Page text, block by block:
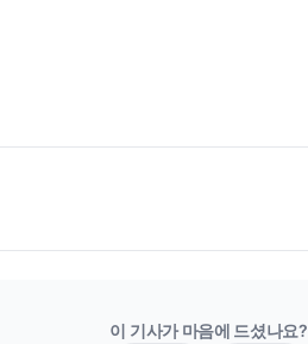
이 기사가 마음에 드셨나요?